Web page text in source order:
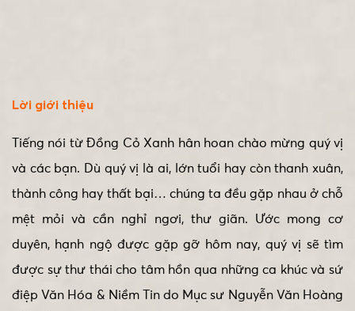
Lời giới thiệu
Tiếng nói từ Đồng Cỏ Xanh hân hoan chào mừng quý vị
và các bạn. Dù quý vị là ai, lớn tuổi hay còn thanh xuân,
thành công hay thất bại… chúng ta đều gặp nhau ở chỗ
mệt mỏi và cần nghỉ ngơi, thư giãn. Ước mong cơ
duyên, hạnh ngộ được gặp gỡ hôm nay, quý vị sẽ tìm
được sự thư thái cho tâm hồn qua những ca khúc và sứ
điệp Văn Hóa & Niềm Tin do Mục sư Nguyễn Văn Hoàng